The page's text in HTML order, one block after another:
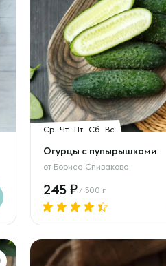
Ср Чт Пт Сб Вс
Огурцы с пупырышками
от Бориса Спивакова
245 / 500 г